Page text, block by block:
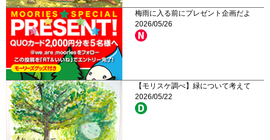
梅雨に入る前にプレゼント企画だよ
2026/05/26
【モリスケ調べ】緑について考えて
2026/05/22